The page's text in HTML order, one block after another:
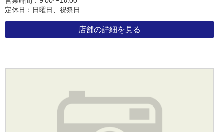
定休日：日曜日、祝祭日
店舗の詳細を見る